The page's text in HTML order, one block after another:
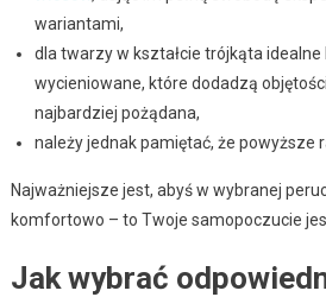
wariantami,
dla twarzy w kształcie trójkąta idealne
wycieniowane, które dodadzą
najbardziej pożądana,
należy jednak pamiętać, że powyższe
Najważniejsze jest, abyś w wybranej
komfortowo – to Twoje samopoczucie
Jak wybrać